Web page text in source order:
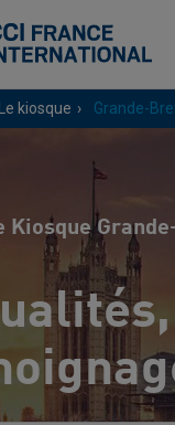
Le kiosque Grande-
Kiosque